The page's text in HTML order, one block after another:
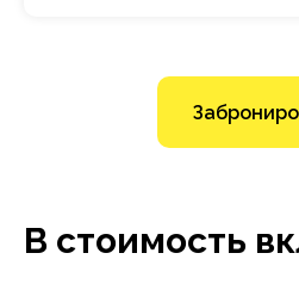
В стоимость